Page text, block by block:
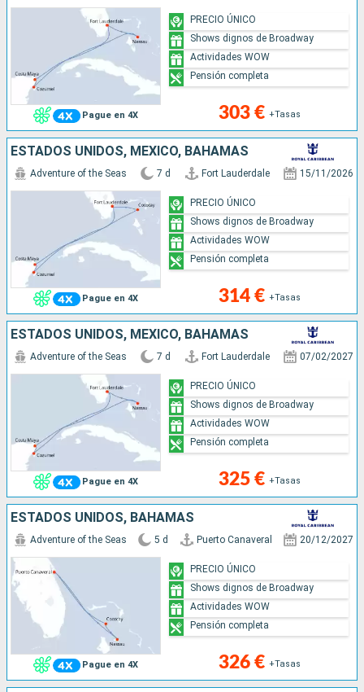
Pague en 4X 303 € +Tasas
PRECIO ÚNICO
Shows dignos de Broadway
Actividades WOW
Pensión completa
ESTADOS UNIDOS, MÉXICO, BAHAMAS
Pague en 4X
Adventure of the Seas 7 d Fort Lauderdale 15/11/2026
314 € +Tasas
PRECIO ÚNICO
Shows dignos de Broadway
Actividades WOW
Pensión completa
ESTADOS UNIDOS, MÉXICO, BAHAMAS
Pague en 4X
Adventure of the Seas 7 d Fort Lauderdale 07/02/2027
325 € +Tasas
PRECIO ÚNICO
Shows dignos de Broadway
Actividades WOW
Pensión completa
ESTADOS UNIDOS, BAHAMAS
Pague en 4X
Adventure of the Seas 5 d Puerto Canaveral 20/12/2027
326 € +Tasas
PRECIO ÚNICO
Shows dignos de Broadway
Actividades WOW
Pensión completa